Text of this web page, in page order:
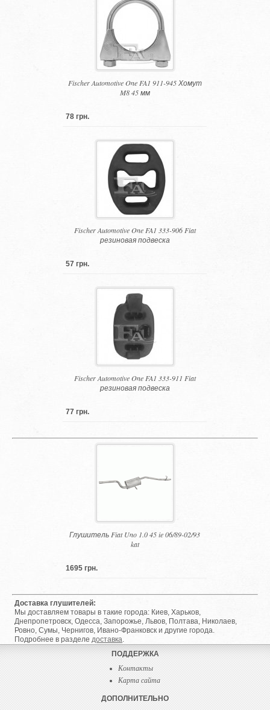
Fischer Automotive One FA1 911-945 Хомут
M8 45 мм
78 грн.
Fischer Automotive One FA1 333-906 Fiat
резиновая подвеска
57 грн.
Fischer Automotive One FA1 333-911 Fiat
резиновая подвеска
77 грн.
Глушитель Fiat Uno 1.0 45 ie 06/89-02/93
kat
1695 грн.
Доставка глушителей:
Мы доставляем товары в такие города: Киев, Харьков,
Днепропетровск, Одесса, Запорожье, Львов, Полтава, Николаев,
Ровно, Сумы, Чернигов, Ивано-Франковск и другие города.
Подробнее в разделедоставка.
ПОДДЕРЖКА
Контакты
Карта сайта
ДОПОЛНИТЕЛЬНО